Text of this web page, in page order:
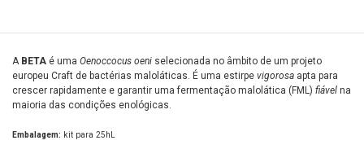
A BETA é uma Oenoccocus oeni selecionada no âmbito de um projeto
europeu Craft de bactérias maloláticas. É uma estirpe vigorosa apta para
crescer rapidamente e garantir uma fermentação malolática (FML) fiável na
maioria das condições enológicas.
Embalagem: kit para 25hL